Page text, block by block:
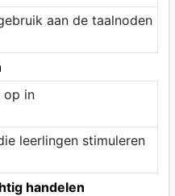
aan de taalnoden
op in
leerlingen stimuleren
handelen